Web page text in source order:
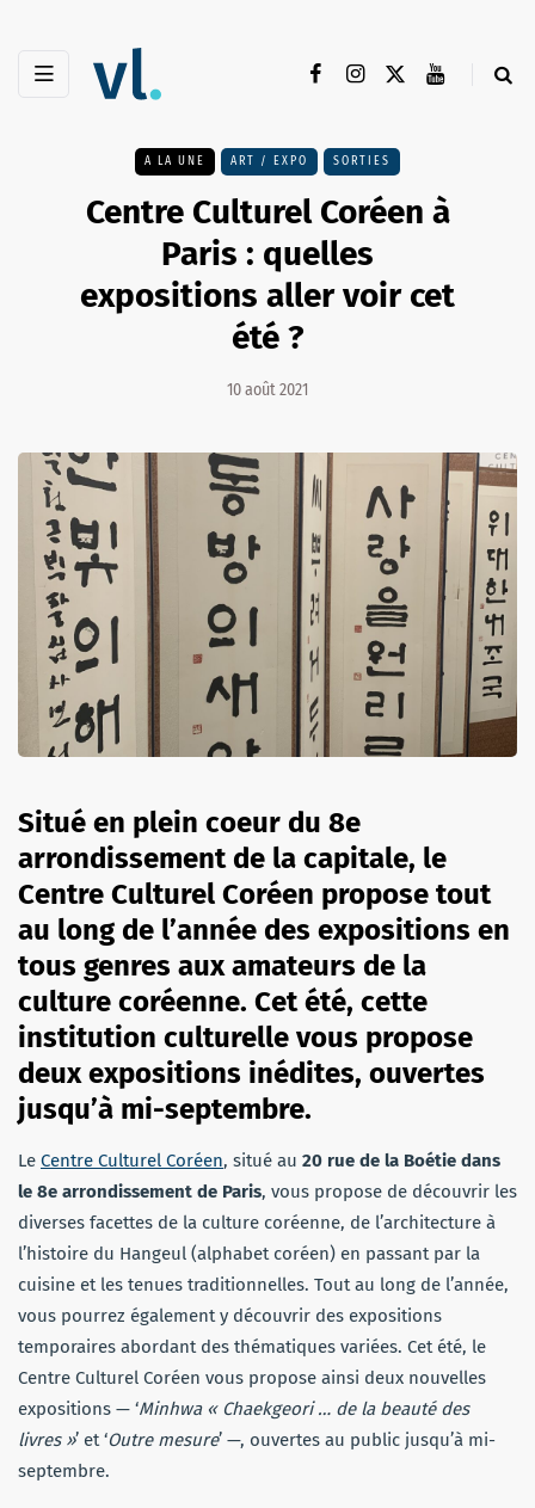
A LA UNE ART / EXPO SORTIES
Centre Culturel Coréen à
Paris : quelles
expositions aller voir cet
été ?
10 août 2021
Situé en plein coeur du 8e
arrondissement de la capitale, le
Centre Culturel Coréen propose tout
au long de l’année des expositions en
tous genres aux amateurs de la
culture coréenne. Cet été, cette
institution culturelle vous propose
deux expositions inédites, ouvertes
jusqu’à mi-septembre.
Le Centre Culturel Coréen, situé au 20 rue de la Boétie dans
le 8e arrondissement de Paris, vous propose de découvrir les
diverses facettes de la culture coréenne, de l’architecture à
l’histoire du Hangeul (alphabet coréen) en passant par la
cuisine et les tenues traditionnelles. Tout au long de l’année,
vous pourrez également y découvrir des expositions
temporaires abordant des thématiques variées. Cet été, le
Centre Culturel Coréen vous propose ainsi deux nouvelles
expositions — ‘Minhwa « Chaekgeori … de la beauté des
livres »’ et ‘Outre mesure’ —, ouvertes au public jusqu’à mi-
septembre.